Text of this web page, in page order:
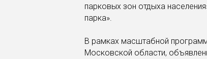
парковых зон отдыха
парка».
В рамках масштабной
Московской области,